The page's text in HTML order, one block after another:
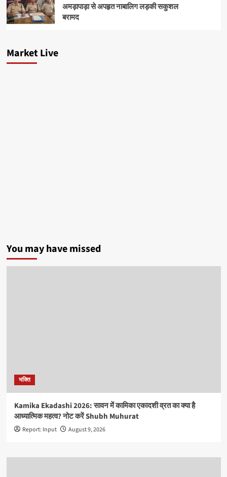
अमड़ापाड़ा से अपहृत नाबालिग लड़की सकुशल
बरामद
Market Live
You may have missed
भक्ति
Kamika Ekadashi 2026: सावन में कामिका एकादशी व्रत का क्या है
आध्यात्मिक महत्व? नोट करें Shubh Muhurat
Report: Input August 9, 2026